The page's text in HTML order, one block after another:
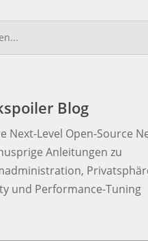
Blog
Next-Level Open-Source
Anleitungen zu
und Performance-Tuning